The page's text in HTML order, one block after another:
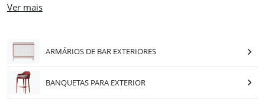
onde se coloca aquilo que não coube lá dentro. As peças
composições pensadas, jardins com zonas de refeição bem
definidas, varandas onde cada elemento tem lugar certo. O
mobiliário de jardim aqui reunido mantém a sua qualidade
visual e estrutural ao longo das estações, tornando-se uma
Ver mais
ARMÁRIOS DE BAR EXTERIORES
BANQUETAS PARA EXTERIOR